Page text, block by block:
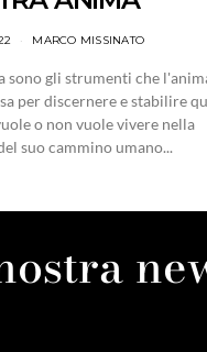
MARCO MISSINATO
sono gli strumenti che
per discernere e stabilire
o non vuole vivere nella
suo cammino umano...